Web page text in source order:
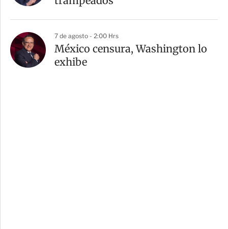
7 de agosto - 2:00 Hrs
México censura, Washington lo
exhibe